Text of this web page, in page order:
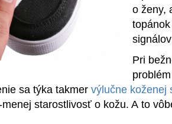
o ženy,
Pri
sa týka takmer výlučne koženej
starostlivosť o kožu. A to